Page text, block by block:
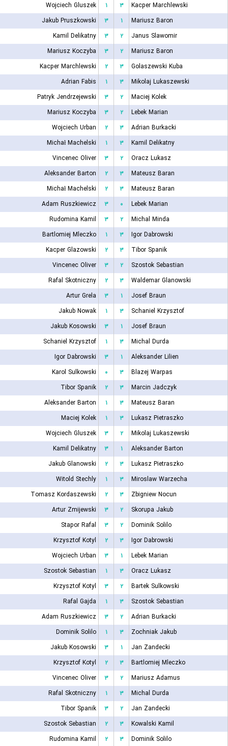
Wojciech Gluszek
۱ ۳
Kacper Marchlewski
Jakub Pruszkowski
۳ ۱
Mariusz Baron
Kamil Delikatny
۳ ۲
Janus Slawomir
Mariusz Koczyba
۳ ۲
Mariusz Baron
Kacper Marchlewski
۲ ۳
Golaszewski Kuba
Adrian Fabis
۱ ۳
Mikolaj Lukaszewski
Patryk Jendrzejewski
۳ ۲
Maciej Kolek
Mariusz Koczyba
۳ ۲
Lebek Marian
Wojciech Urban
۲ ۳
Adrian Burkacki
Michał Machelski
۱ ۳
Kamil Delikatny
Vincenec Oliver
۳ ۲
Oracz Lukasz
Aleksander Barton
۲ ۳
Mateusz Baran
Michał Machelski
۲ ۳
Mateusz Baran
Adam Ruszkiewicz
۳ ۰
Lebek Marian
Rudomina Kamil
۳ ۲
Michal Minda
Bartlomiej Mleczko
۱ ۳
Igor Dabrowski
Kacper Glazowski
۲ ۳
Tibor Spanik
Vincenec Oliver
۳ ۲
Szostok Sebastian
Rafal Skotniczny
۲ ۳
Waldemar Glanowski
Artur Grela
۳ ۱
Josef Braun
Jakub Nowak
۱ ۳
Schaniel Krzysztof
Jakub Kosowski
۳ ۱
Josef Braun
Schaniel Krzysztof
۱ ۳
Michal Durda
Igor Dabrowski
۳ ۱
Aleksander Lilien
Karol Sulkowski
۰ ۳
Blazej Warpas
Tibor Spanik
۲ ۳
Marcin Jadczyk
Aleksander Barton
۱ ۳
Mateusz Baran
Maciej Kolek
۱ ۳
Lukasz Pietraszko
Wojciech Gluszek
۳ ۲
Mikolaj Lukaszewski
Kamil Delikatny
۳ ۱
Aleksander Barton
Jakub Glanowski
۲ ۳
Lukasz Pietraszko
Witold Stechly
۱ ۳
Miroslaw Warzecha
Tomasz Kordaszewski
۲ ۳
Zbigniew Nocun
Artur Zmijewski
۳ ۲
Skorupa Jakub
Stapor Rafal
۳ ۲
Dominik Solilo
Krzysztof Kotyl
۲ ۳
Igor Dabrowski
Wojciech Urban
۳ ۱
Lebek Marian
Szostok Sebastian
۱ ۳
Oracz Lukasz
Krzysztof Kotyl
۳ ۲
Bartek Sulkowski
Rafal Gajda
۱ ۳
Szostok Sebastian
Adam Ruszkiewicz
۳ ۲
Adrian Burkacki
Dominik Solilo
۱ ۳
Zochniak Jakub
Jakub Kosowski
۳ ۱
Jan Zandecki
Krzysztof Kotyl
۲ ۳
Bartlomiej Mleczko
Vincenec Oliver
۳ ۲
Mariusz Adamus
Rafal Skotniczny
۱ ۳
Michal Durda
Tibor Spanik
۳ ۲
Jan Zandecki
Szostok Sebastian
۲ ۳
Kowalski Kamil
Rudomina Kamil
۲ ۳
Dominik Solilo